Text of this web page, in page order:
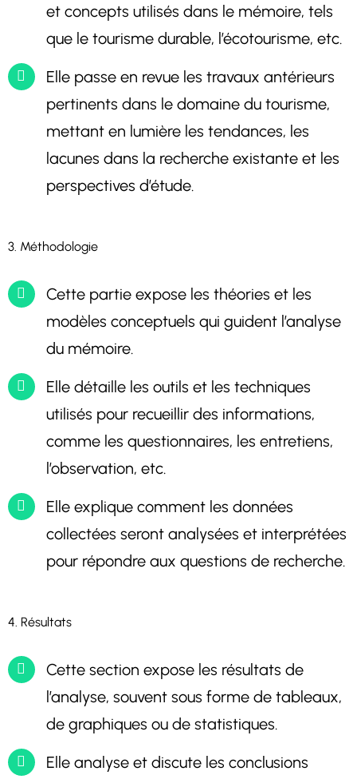
et concepts utilisés dans le mémoire, tels
que le tourisme durable, l’écotourisme, etc.
Elle passe en revue les travaux antérieurs
pertinents dans le domaine du tourisme,
mettant en lumière les tendances, les
lacunes dans la recherche existante et les
perspectives d’étude.
3. Méthodologie
Cette partie expose les théories et les
modèles conceptuels qui guident l’analyse
du mémoire.
Elle détaille les outils et les techniques
utilisés pour recueillir des informations,
comme les questionnaires, les entretiens,
l’observation, etc.
Elle explique comment les données
collectées seront analysées et interprétées
pour répondre aux questions de recherche.
4. Résultats
Cette section expose les résultats de
l’analyse, souvent sous forme de tableaux,
de graphiques ou de statistiques.
Elle analyse et discute les conclusions